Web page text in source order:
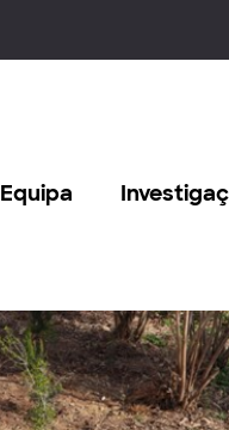
Equipa